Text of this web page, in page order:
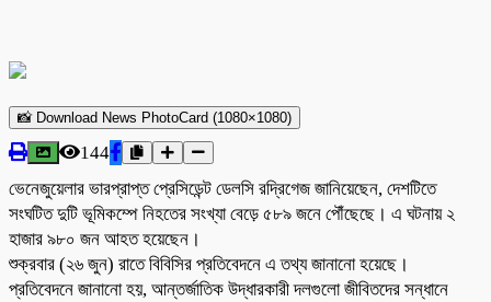
📸 Download News PhotoCard (1080×1080)
144
ভেনেজুয়েলার ভারপ্রাপ্ত প্রেসিডেন্ট ডেলসি রদ্রিগেজ জানিয়েছেন, দেশটিতে
সংঘটিত দুটি ভূমিকম্পে নিহতের সংখ্যা বেড়ে ৫৮৯ জনে পৌঁছেছে। এ ঘটনায় ২
হাজার ৯৮০ জন আহত হয়েছেন।
শুক্রবার (২৬ জুন) রাতে বিবিসির প্রতিবেদনে এ তথ্য জানানো হয়েছে।
প্রতিবেদনে জানানো হয়, আন্তর্জাতিক উদ্ধারকারী দলগুলো জীবিতদের সন্ধানে